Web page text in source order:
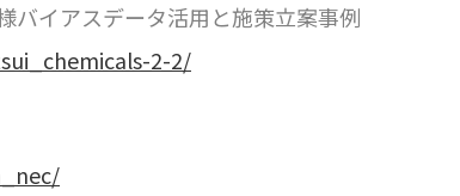
バイアスデータ活用と施策立案事例
2-2/